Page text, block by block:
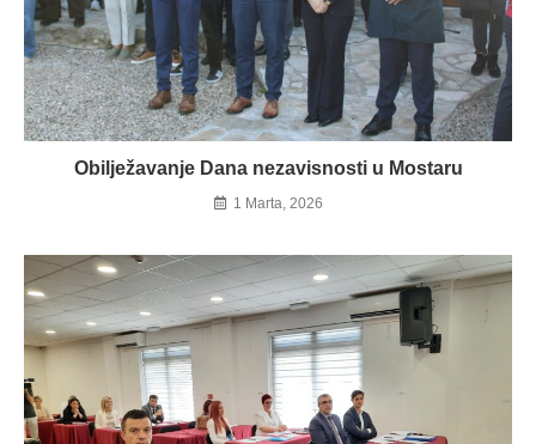
Obilježavanje Dana nezavisnosti u Mostaru
1 Marta, 2026